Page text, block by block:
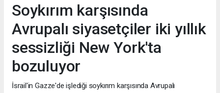
Soykırım karşısında
Avrupalı siyasetçiler iki yıllık
sessizliği New York'ta
bozuluyor
İsrail'in Gazze'de işlediği soykırım karşısında Avrupalı